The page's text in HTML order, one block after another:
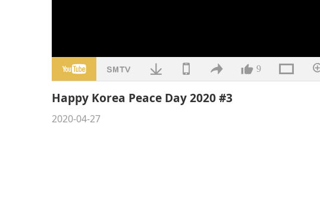
9
Happy Korea Peace Day 2020 #3
2020-04-27